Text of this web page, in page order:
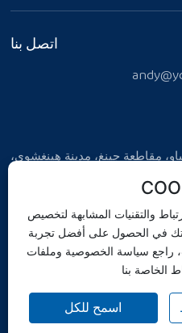
اتصل بنا
مقاطعة جينغ، مدينة هينغشوي،
والتقنيات المشابهة لتخصيص
في الحصول على أفضل تجربة
راجع سياسة الخصوصية وملفات
الخاصة بنا
اسمح للكل